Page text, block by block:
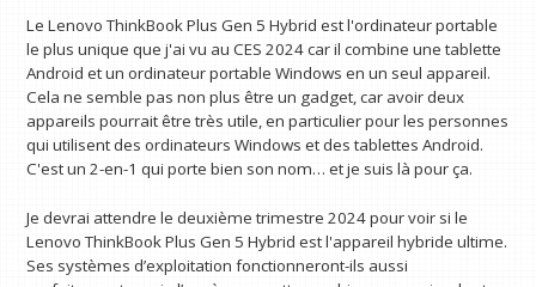
Le Lenovo ThinkBook Plus Gen 5 Hybrid est l'ordinateur portable
le plus unique que j'ai vu au CES 2024 car il combine une tablette
Android et un ordinateur portable Windows en un seul appareil.
Cela ne semble pas non plus être un gadget, car avoir deux
appareils pourrait être très utile, en particulier pour les personnes
qui utilisent des ordinateurs Windows et des tablettes Android.
C'est un 2-en-1 qui porte bien son nom… et je suis là pour ça.
Je devrai attendre le deuxième trimestre 2024 pour voir si le
Lenovo ThinkBook Plus Gen 5 Hybrid est l'appareil hybride ultime.
Ses systèmes d’exploitation fonctionneront-ils aussi